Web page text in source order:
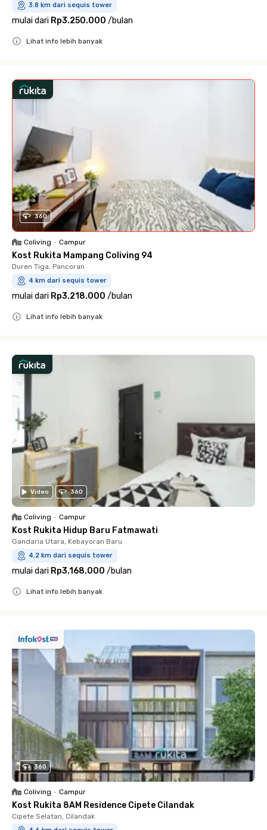
3.8 km dari sequis tower
mulai dari Rp3.250.000 /bulan
Lihat info lebih banyak
360
Coliving • Campur
Kost Rukita Mampang Coliving 94
Duren Tiga, Pancoran
4 km dari sequis tower
mulai dari Rp3.218.000 /bulan
Lihat info lebih banyak
Video 360
Coliving • Campur
Kost Rukita Hidup Baru Fatmawati
Gandaria Utara, Kebayoran Baru
4.2 km dari sequis tower
mulai dari Rp3.168.000 /bulan
Lihat info lebih banyak
360
Coliving • Campur
Kost Rukita 8AM Residence Cipete Cilandak
Cipete Selatan, Cilandak